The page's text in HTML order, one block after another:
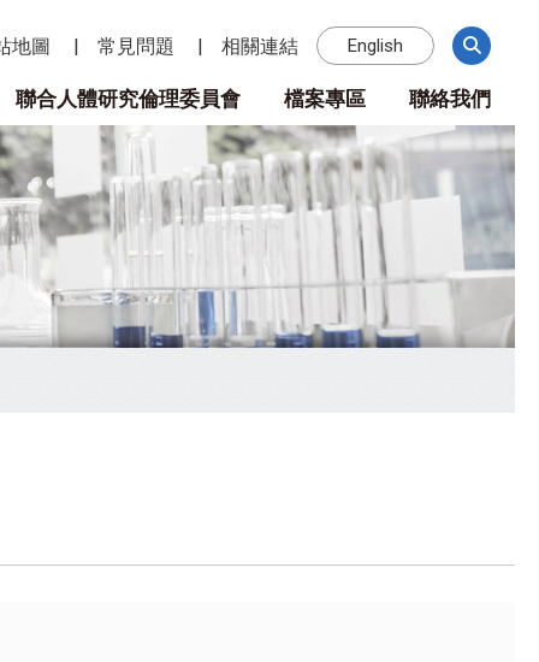
地圖 常見問題 相關連結 English
聯合人體研究倫理委員會 檔案專區 聯絡我們